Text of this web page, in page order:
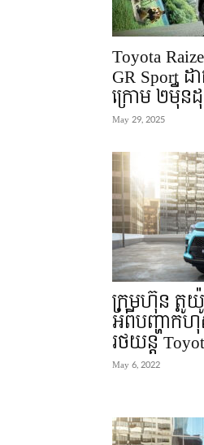
Toyota
GR Sport
ក្រោម ២មុឺនដុ
May 29, 2025
ក្រុមហ៊ុន តូយ៉ូ
អំពីបញ្ហាកំ
រថយន្ត
May 6, 2022